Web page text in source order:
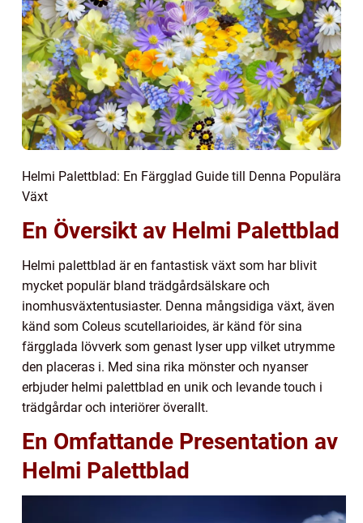
Helmi Palettblad: En Färgglad Guide till Denna Populära
Växt
En Översikt av Helmi Palettblad
Helmi palettblad är en fantastisk växt som har blivit
mycket populär bland trädgårdsälskare och
inomhusväxtentusiaster. Denna mångsidiga växt, även
känd som Coleus scutellarioides, är känd för sina
färgglada lövverk som genast lyser upp vilket utrymme
den placeras i. Med sina rika mönster och nyanser
erbjuder helmi palettblad en unik och levande touch i
trädgårdar och interiörer överallt.
En Omfattande Presentation av
Helmi Palettblad